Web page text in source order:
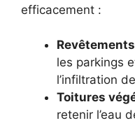
efficacement :
les parkings
l’infiltration
Toitures
retenir l’eau